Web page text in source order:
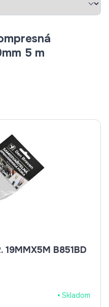
5 m
19MMX5M B851BD
Skladom